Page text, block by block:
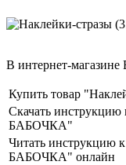
В интернет-
Купить товар
Скачать
БАБОЧКА"
Читать инструкцию
БАБОЧКА" онлайн